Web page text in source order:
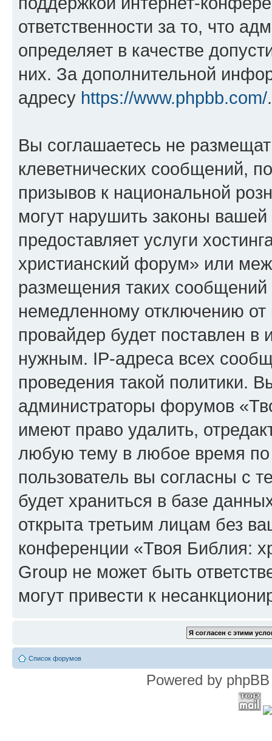
ответственности за то, что
определяет в качестве
них. За дополнительной
адресу https://www.phpbb.com/.
Вы соглашаетесь не
клеветнических сообщений,
призывов к национальной
могут нарушить законы
предоставляет услуги
христианский форум» или
размещения таких
немедленному отключению
провайдер будет поставлен в
нужным. IP-адреса всех
проведения такой политики.
администраторы форумов
имеют право удалить,
любую тему в любое время
пользователь вы согласны с
будет храниться в базе
открыта третьим лицам без
конференции «Твоя Библия:
Group не может быть
могут привести к
Список форумов
Powered by